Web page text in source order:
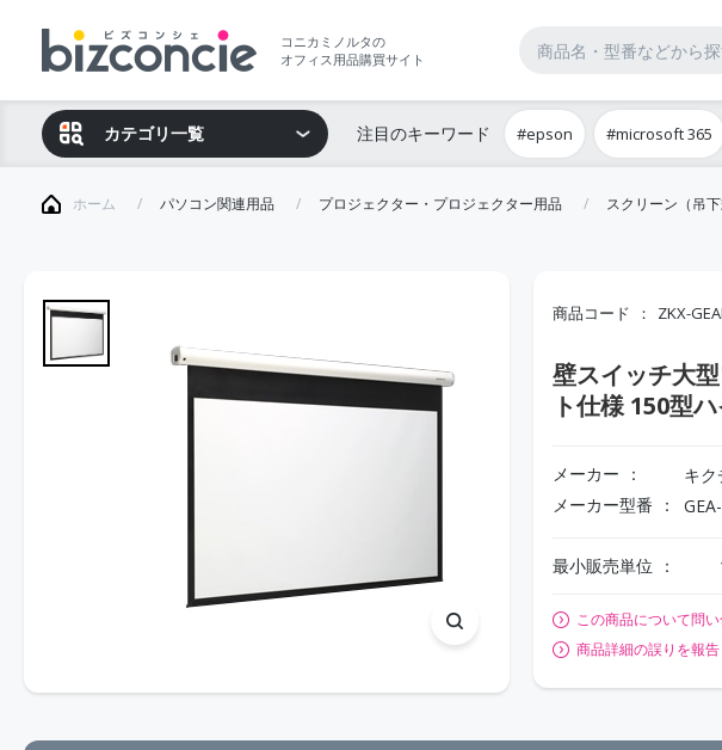
コニカミノルタの
オフィス用品購買サイト
カテゴリ一覧 注目のキーワード #epson #microsoft 365
ホーム パソコン関連用品 プロジェクター・プロジェクター用品 スクリーン（吊下
商品コード ZKX-
壁スイッチ大
ト仕様 150型
メーカー キ
メーカー型番
最小販売単位
この商品について問
商品詳細の誤りを報告